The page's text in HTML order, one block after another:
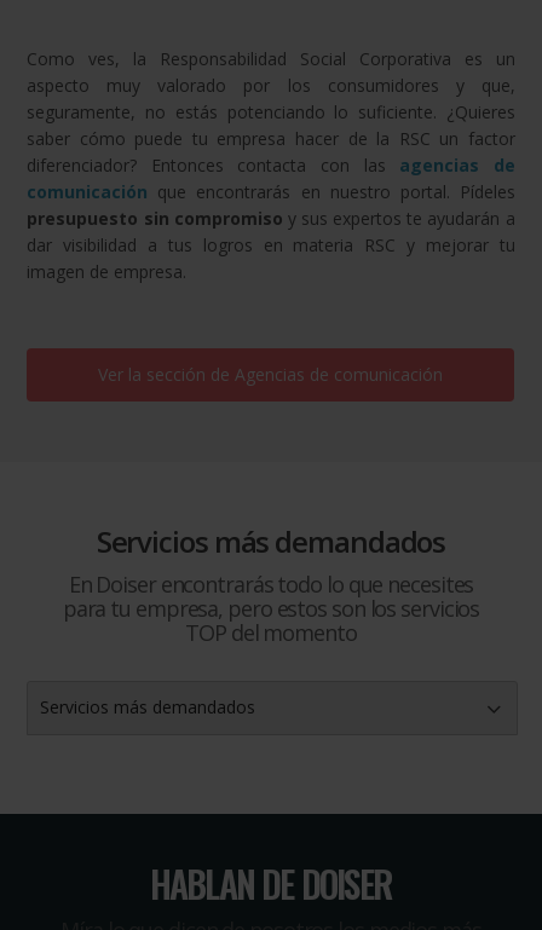
Como ves, la Responsabilidad Social Corporativa es un
aspecto muy valorado por los consumidores y que,
seguramente, no estás potenciando lo suficiente. ¿Quieres
saber cómo puede tu empresa hacer de la RSC un factor
diferenciador? Entonces contacta con las agencias de
comunicación que encontrarás en nuestro portal. Pídeles
presupuesto sin compromiso y sus expertos te ayudarán a
dar visibilidad a tus logros en materia RSC y mejorar tu
imagen de empresa.
Ver la sección deAgencias de comunicación
Servicios más demandados
En Doiser encontrarás todo lo que necesites
para tu empresa, pero estos son los servicios
TOP del momento
Servicios más demandados
HABLAN DE DOISER